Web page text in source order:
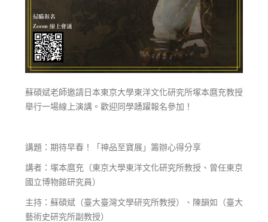
蘇碩斌老師邀請日本東京大學東洋文化研究所塚本麿充教授
舉行一場線上演講。歡迎同學踴躍報名參加！
講題：期待早春！「神品至寶展」籌辦心得分享
講者：塚本麿充（東京大學東洋文化研究所教授、曾任東京
國立博物館研究員）
主持：蘇碩斌（臺大臺灣文學研究所教授）、陳韻如（臺大
藝術史研究所副教授）